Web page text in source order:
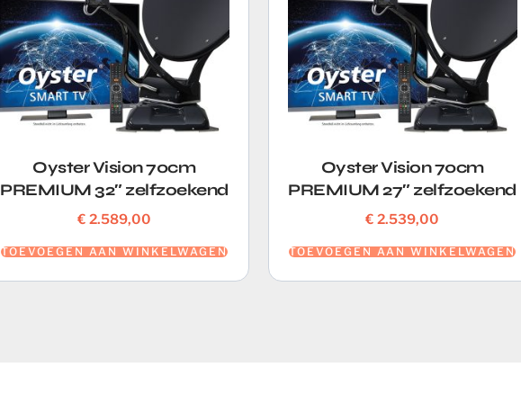
Oyster Vision 70cm
PREMIUM 32″ zelfzoekend
€ 2.589,00
TOEVOEGEN AAN WINKELWAGEN
Oyster Vision 70cm
PREMIUM 27″ zelfzoekend
€ 2.539,00
TOEVOEGEN AAN WINKELWAGEN